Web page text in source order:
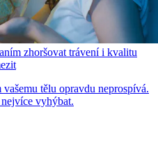
zhoršovat trávení i kvalitu
tělu opravdu neprospívá.
vyhýbat.